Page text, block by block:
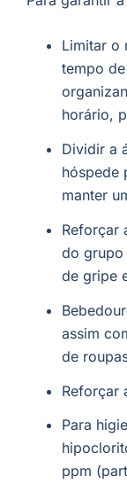
Limitar o
tempo
horário,
Dividir a
hóspede
manter
Reforçar
do grupo
de gripe
assim
de
Reforçar
Para
ppm